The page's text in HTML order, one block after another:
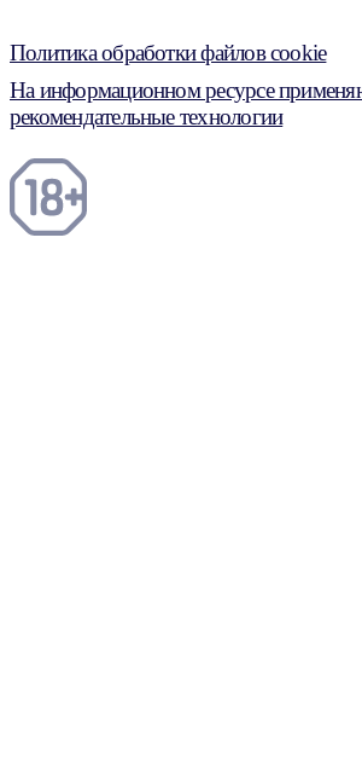
Политика обработки файлов cookie
На информационном ресурсе
рекомендательные технологии